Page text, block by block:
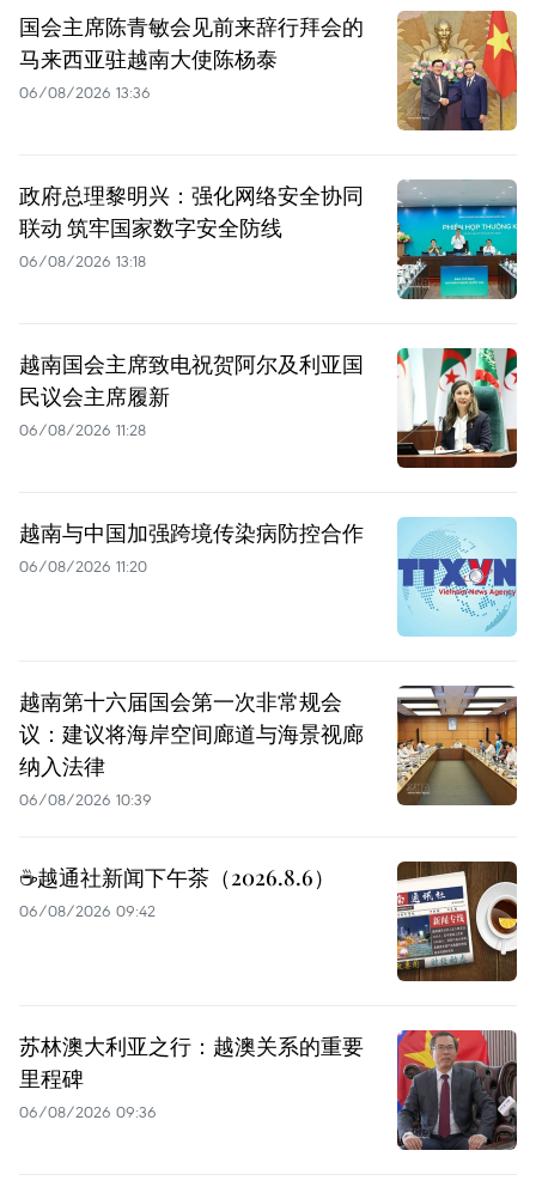
国会主席陈青敏会见前来辞行拜会的
马来西亚驻越南大使陈杨泰
06/08/2026 13:36
政府总理黎明兴：强化网络安全协同
联动 筑牢国家数字安全防线
06/08/2026 13:18
越南国会主席致电祝贺阿尔及利亚国
民议会主席履新
06/08/2026 11:28
越南与中国加强跨境传染病防控合作
06/08/2026 11:20
越南第十六届国会第一次非常规会
议：建议将海岸空间廊道与海景视廊
纳入法律
06/08/2026 10:39
☕️越通社新闻下午茶（2026.8.6）
06/08/2026 09:42
苏林澳大利亚之行：越澳关系的重要
里程碑
06/08/2026 09:36